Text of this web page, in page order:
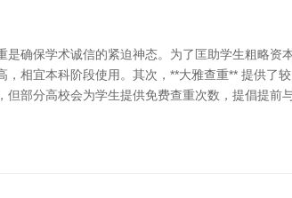
是确保学术诚信的紧迫神态。为了匡助学生粗略
，相宜本科阶段使用。其次，**大雅查重** 提供
但部分高校会为学生提供免费查重次数，提倡提前